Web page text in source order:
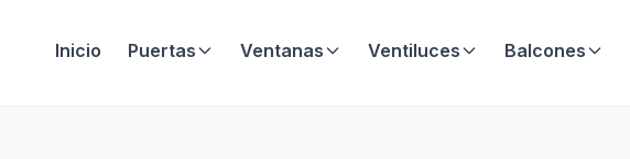
Inicio Puertas Ventanas Ventiluces Balcones